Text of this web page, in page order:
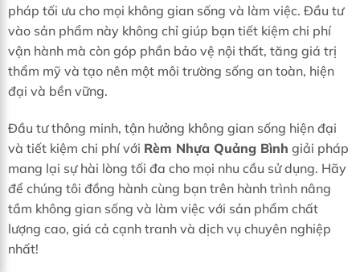
pháp tối ưu cho mọi không gian sống và làm việc. Đầu tư
vào sản phẩm này không chỉ giúp bạn tiết kiệm chi phí
vận hành mà còn góp phần bảo vệ nội thất, tăng giá trị
thẩm mỹ và tạo nên một môi trường sống an toàn, hiện
đại và bền vững.
Đầu tư thông minh, tận hưởng không gian sống hiện đại
và tiết kiệm chi phí với Rèm Nhựa Quảng Bình giải pháp
mang lại sự hài lòng tối đa cho mọi nhu cầu sử dụng. Hãy
để chúng tôi đồng hành cùng bạn trên hành trình nâng
tầm không gian sống và làm việc với sản phẩm chất
lượng cao, giá cả cạnh tranh và dịch vụ chuyên nghiệp
nhất!